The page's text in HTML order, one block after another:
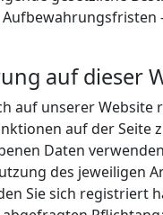
auf dieser
auf unserer Website
auf der Seite
Daten
des jeweiligen
Sie sich registriert